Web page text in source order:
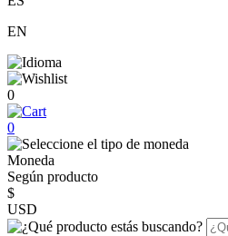
EN
0
0
Moneda
Según producto
$
USD